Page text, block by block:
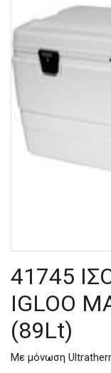
41745
IGLOO
(89Lt)
Με μόνωση